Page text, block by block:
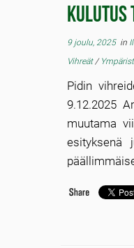
kulutus
9 joulu, 2025in
Vihreät/
Pidin
9.12.2025
muutama
esityksenä